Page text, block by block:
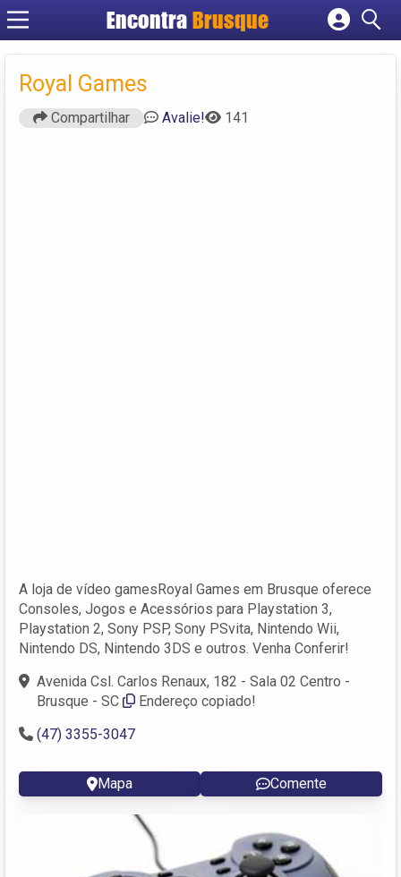
EncontraBrusque
Cadastrar empresa
Royal Games
Compartilhar Avalie! 141
A loja de vídeo gamesRoyal Games em Brusque oferece
Consoles, Jogos e Acessórios para Playstation 3,
Playstation 2, Sony PSP, Sony PSvita, Nintendo Wii,
Nintendo DS, Nintendo 3DS e outros. Venha Conferir!
Avenida Csl. Carlos Renaux, 182 - Sala 02 Centro -
Brusque - SC
Endereço copiado!
(47) 3355-3047
Mapa Comente